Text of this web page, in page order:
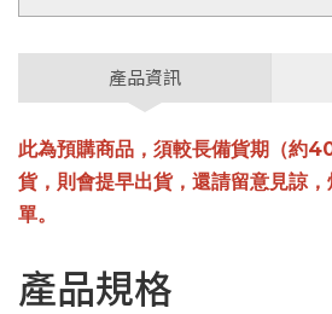
產品資訊
此為預購商品，須較長備貨期（約
貨，則會提早出貨，還請留意見諒
單。
產品規格